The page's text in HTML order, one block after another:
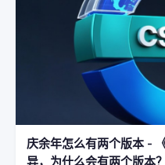
庆余年怎么有两个版本 -
异，为什么会有两个版本？